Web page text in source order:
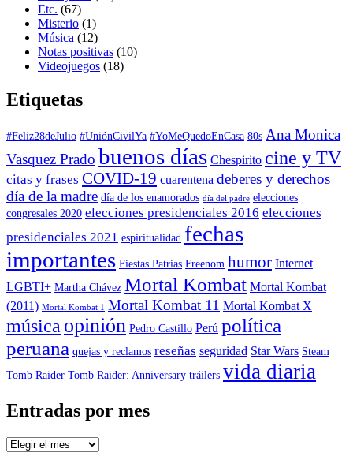
Etc. (67)
Misterio (1)
Música (12)
Notas positivas (10)
Videojuegos (18)
Etiquetas
#Feliz28deJulio #UniónCivilYa #YoMeQuedoEnCasa 80s Ana Monica
Vasquez Prado buenos días Chespirito cine y TV
citas y frases COVID-19 cuarentena deberes y derechos
día de la madre día de los enamorados día del padre elecciones
congresales 2020 elecciones presidenciales 2016 elecciones
presidenciales 2021 espiritualidad fechas
importantes Fiestas Patrias Freenom humor Internet
LGBTI+ Martha Chávez Mortal Kombat Mortal Kombat
(2011) Mortal Kombat 1 Mortal Kombat 11 Mortal Kombat X
música opinión Pedro Castillo Perú política
peruana quejas y reclamos reseñas seguridad Star Wars Steam
Tomb Raider Tomb Raider: Anniversary tráilers vida diaria
Entradas por mes
Entradas